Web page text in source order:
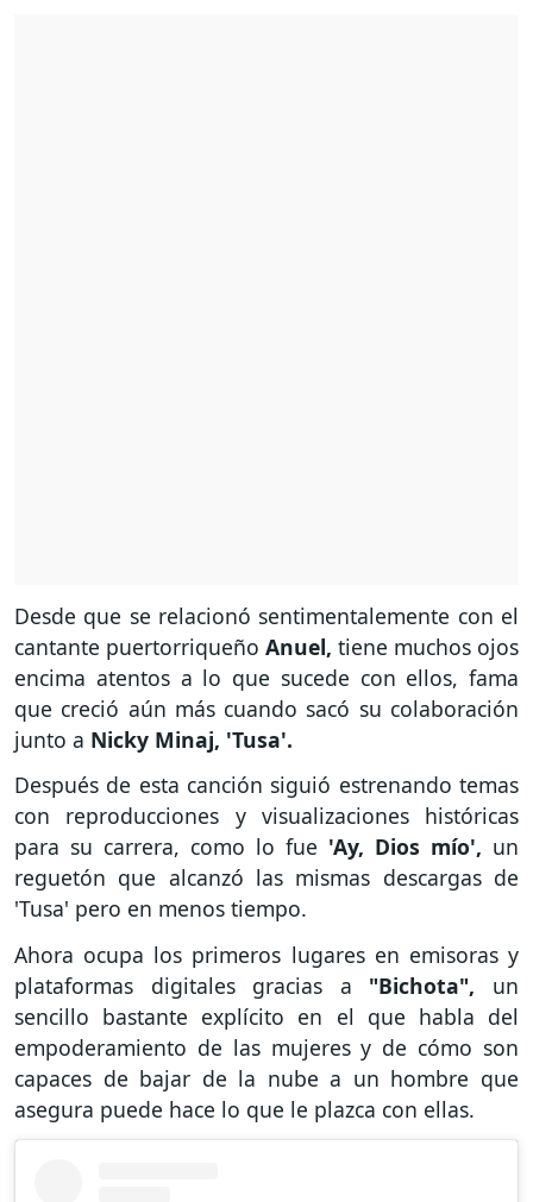
Desde que se relacionó sentimentalemente con el
cantante puertorriqueño Anuel, tiene muchos ojos
encima atentos a lo que sucede con ellos, fama
que creció aún más cuando sacó su colaboración
junto a Nicky Minaj, 'Tusa'.
Después de esta canción siguió estrenando temas
con reproducciones y visualizaciones históricas
para su carrera, como lo fue 'Ay, Dios mío', un
reguetón que alcanzó las mismas descargas de
'Tusa' pero en menos tiempo.
Ahora ocupa los primeros lugares en emisoras y
plataformas digitales gracias a "Bichota", un
sencillo bastante explícito en el que habla del
empoderamiento de las mujeres y de cómo son
capaces de bajar de la nube a un hombre que
asegura puede hace lo que le plazca con ellas.